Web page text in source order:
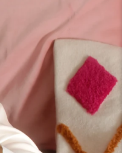
Perfil de usuario
Mis dispositivos
Mis pedidos
Mis direcciones
Mis suscripciones